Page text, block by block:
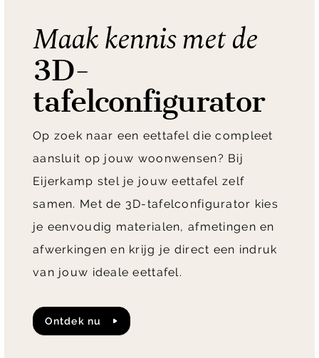
Maak kennis met de
3D-
tafelconfigurator
Op zoek naar een eettafel die compleet
aansluit op jouw woonwensen? Bij
Eijerkamp stel je jouw eettafel zelf
samen. Met de 3D-tafelconfigurator kies
je eenvoudig materialen, afmetingen en
afwerkingen en krijg je direct een indruk
van jouw ideale eettafel.
Ontdek nu